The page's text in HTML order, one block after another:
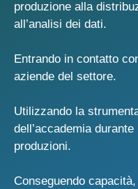
produzione alla
all’analisi dei dati.
Entrando in contatto
aziende del settore.
Utilizzando la
dell’accademia
produzioni.
Conseguendo